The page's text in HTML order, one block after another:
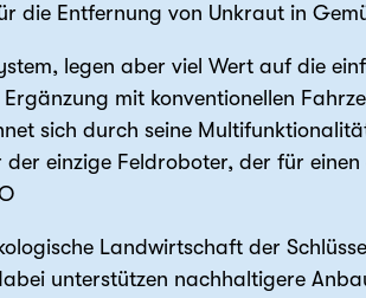
die Entfernung von Unkraut in
legen aber viel Wert auf die
mit konventionellen
sich durch seine
einzige Feldroboter, der für
Landwirtschaft der
unterstützen nachhaltigere